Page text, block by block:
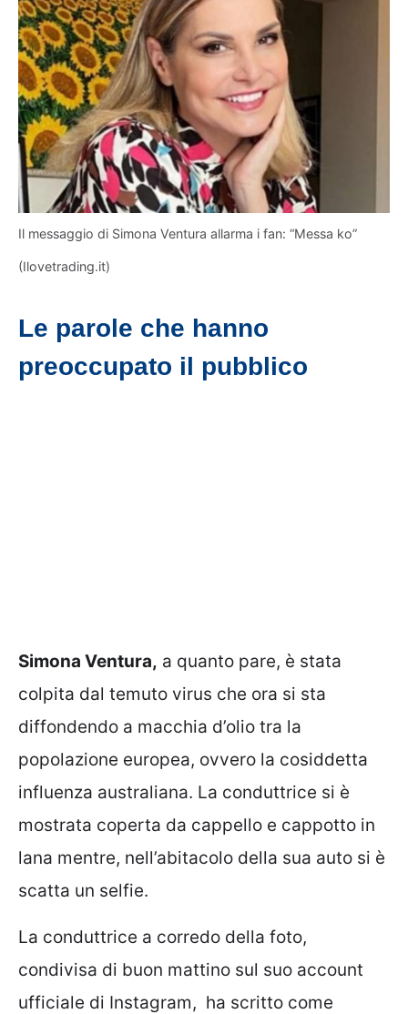
Il messaggio di Simona Ventura allarma i fan: “Messa ko”
(Ilovetrading.it)
Le parole che hanno
preoccupato il pubblico
Simona Ventura, a quanto pare, è stata
colpita dal temuto virus che ora si sta
diffondendo a macchia d’olio tra la
popolazione europea, ovvero la cosiddetta
influenza australiana. La conduttrice si è
mostrata coperta da cappello e cappotto in
lana mentre, nell’abitacolo della sua auto si è
scatta un selfie.
La conduttrice a corredo della foto,
condivisa di buon mattino sul suo account
ufficiale di Instagram, ha scritto come